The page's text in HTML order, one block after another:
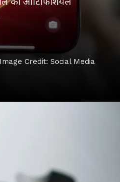
Image Credit: Social Media